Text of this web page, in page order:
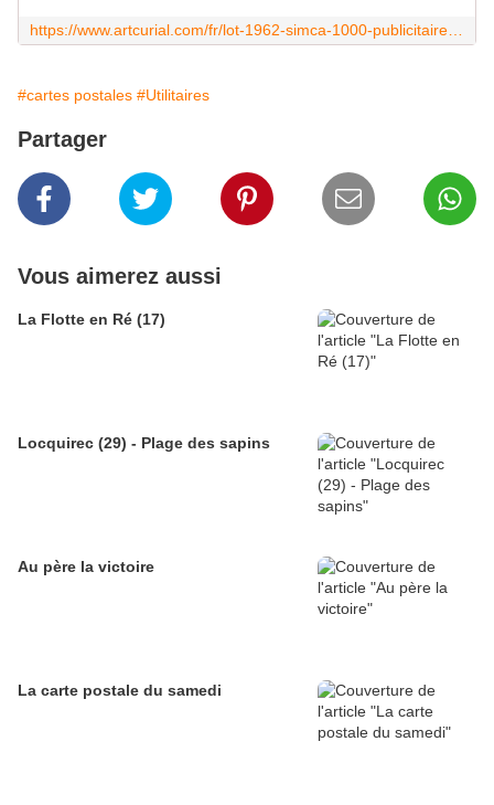
#cartes postales #Utilitaires
Partager
Vous aimerez aussi
La Flotte en Ré (17)
Locquirec (29) - Plage des sapins
Au père la victoire
La carte postale du samedi